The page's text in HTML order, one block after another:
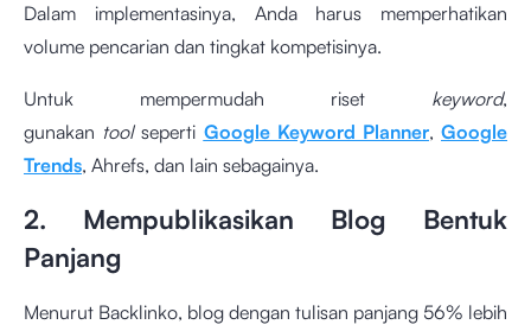
Dalam implementasinya, Anda harus memperhatikan
volume pencarian dan tingkat kompetisinya.
Untuk mempermudah riset keyword,
gunakan toolseperti Google Keyword Planner,Google
Trends, Ahrefs, dan lain sebagainya.
2. Mempublikasikan Blog Bentuk
Panjang
Menurut Backlinko, blog dengan tulisan panjang 56% lebih